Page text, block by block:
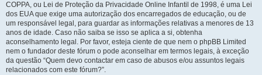
COPPA, ou Lei de Proteção da Privacidade Online Infantil de 1998, é uma Lei
dos EUA que exige uma autorização dos encarregados de educação, ou de
um responsável legal, para guardar as informações relativas a menores de 13
anos de idade. Caso não saiba se isso se aplica a si, obtenha
aconselhamento legal. Por favor, esteja ciente de que nem o phpBB Limited
nem o fundador deste fórum o pode aconselhar em termos legais, à exceção
da questão “Quem devo contactar em caso de abusos e/ou assuntos legais
relacionados com este fórum?”.